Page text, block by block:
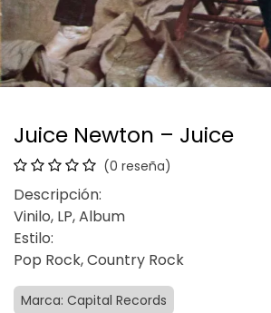
Juice Newton – Juice
(0 reseña)
Descripción:
Vinilo, LP, Album
Estilo:
Pop Rock, Country Rock
Marca: Capital Records